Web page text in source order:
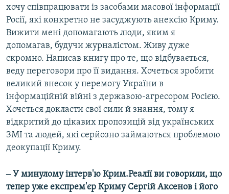
хочу співпрацювати із засобами масової інформації
Росії, які конкретно не засуджують анексію Криму.
Вижити мені допомагають люди, яким я
допомагав, будучи журналістом. Живу дуже
скромно. Написав книгу про те, що відбувається,
веду переговори про її видання. Хочеться зробити
великий внесок у перемогу України в
інформаційній війні з державою-агресором Росією.
Хочеться докласти свої сили й знання, тому я
відкритий до цікавих пропозицій від українських
ЗМІ та людей, які серйозно займаються проблемою
деокупації Криму.
‒ У минулому інтерв'ю Крим.Реалії ви говорили, що
тепер уже експрем'єр Криму Сергій Аксенов і його